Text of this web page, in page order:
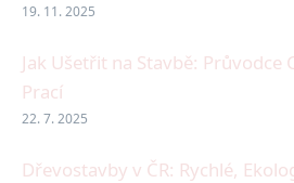
19. 11. 2025
Jak Ušetřit na Stavbě: Průvodce
Prací
22. 7. 2025
Dřevostavby v ČR: Rychlé,